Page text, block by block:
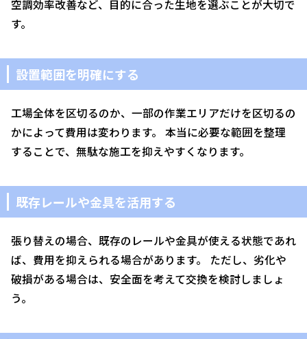
空調効率改善など、目的に合った生地を選ぶことが大切で
す。
設置範囲を明確にする
工場全体を区切るのか、一部の作業エリアだけを区切るの
かによって費用は変わります。 本当に必要な範囲を整理
することで、無駄な施工を抑えやすくなります。
既存レールや金具を活用する
張り替えの場合、既存のレールや金具が使える状態であれ
ば、費用を抑えられる場合があります。 ただし、劣化や
破損がある場合は、安全面を考えて交換を検討しましょ
う。